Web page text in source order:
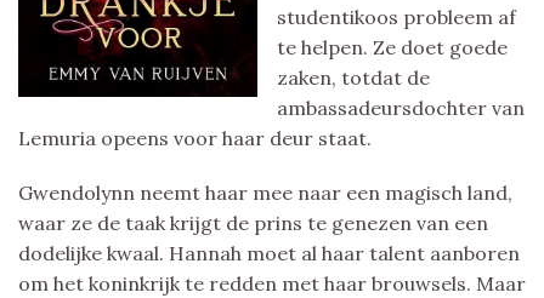
studentikoos probleem af
te helpen. Ze doet goede
zaken, totdat de
ambassadeursdochter van
Lemuria opeens voor haar deur staat.
Gwendolynn neemt haar mee naar een magisch land,
waar ze de taak krijgt de prins te genezen van een
dodelijke kwaal. Hannah moet al haar talent aanboren
om het koninkrijk te redden met haar brouwsels. Maar